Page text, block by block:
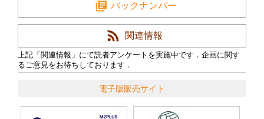
バックナンバー
関連情報
上記「関連情報」にて読者アンケートを実施中です．企画に関す
るご意見をお待ちしております．
電子版販売サイト